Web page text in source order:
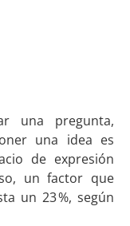
una pregunta,
una idea es
de expresión
un factor que
un 23 %, según